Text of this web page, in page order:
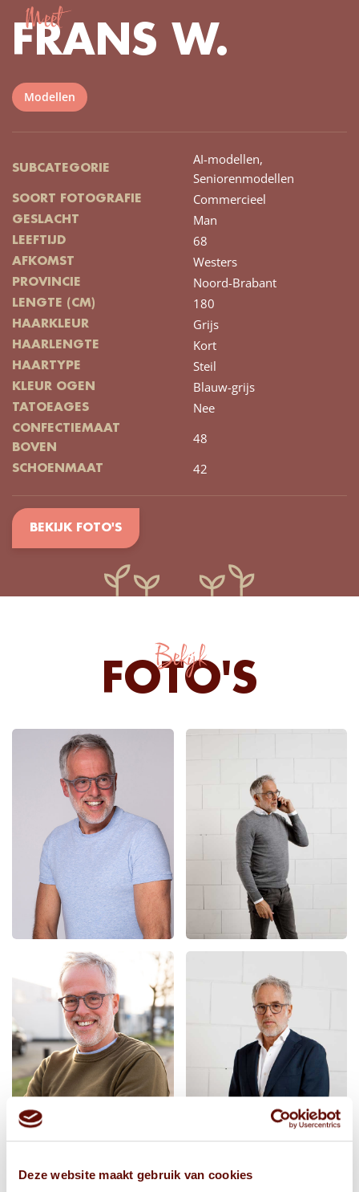
Deze website maakt gebruik van cookies
Meet
FRANS W.
Modellen
SUBCATEGORIE
AI-modellen,
Seniorenmodellen
SOORT FOTOGRAFIE Commercieel
GESLACHT Man
LEEFTIJD 68
AFKOMST Westers
PROVINCIE Noord-Brabant
LENGTE (CM) 180
HAARKLEUR Grijs
HAARLENGTE Kort
HAARTYPE Steil
KLEUR OGEN Blauw-grijs
TATOEAGES Nee
CONFECTIEMAAT
BOVEN
48
SCHOENMAAT 42
BEKIJK FOTO'S
Bekijk
FOTO'S